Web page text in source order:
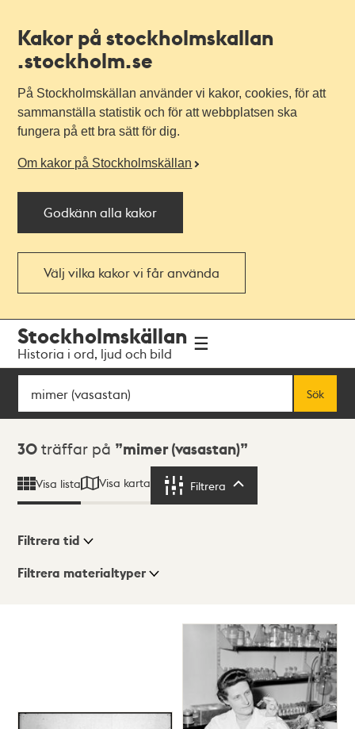
Kakor på stockholmskallan
.stockholm.se
På Stockholmskällan använder vi kakor, cookies, för att
sammanställa statistik och för att webbplatsen ska
fungera på ett bra sätt för dig.
Om kakor på Stockholmskällan
Godkänn alla kakor
Välj vilka kakor vi får använda
navigationen
huvudinnehållet
Stockholmskällan
Historia i ord, ljud och bild
Sök
Sök
Sökresultat
30 träffar på mimer (vasastan)
Visa lista Visa karta Filtrera
Visningsläge
Filtrera tid
Filtrera materialtyper